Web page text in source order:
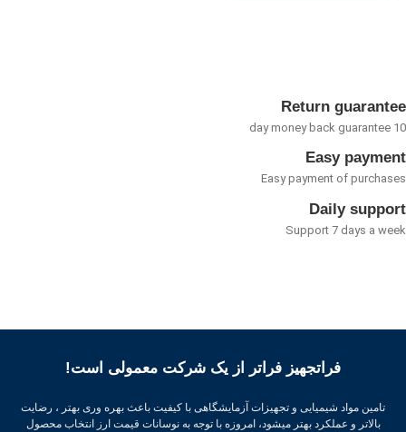
Return
Easy
Easy payment of
Daily
Support 7 days a
فراتجهیز فراتر از یک شرکت معمولی است!
تامین مواد شیمیایی و تجهیزات آزمایشگاهی با کیفیت باعث بهره وری بهتر ، رضایت
بالاتر و عملکرد بهتر میشود، امروزه با توجه به نوسانات قیمت ارز انتخاب محصول